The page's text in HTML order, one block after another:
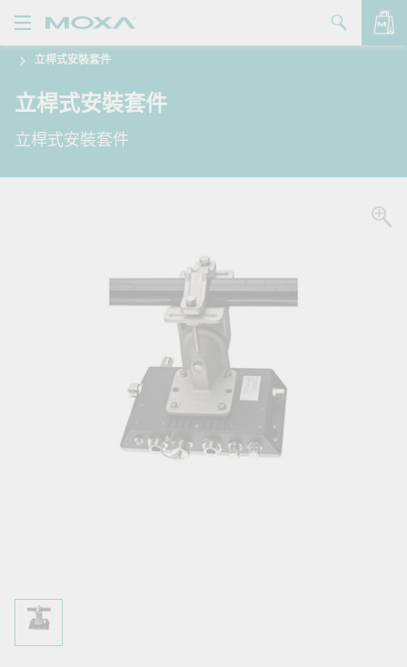
品
決方案
援
立桿式安裝套件
立桿式安裝套件
立桿式安裝套件
查看詢價明細